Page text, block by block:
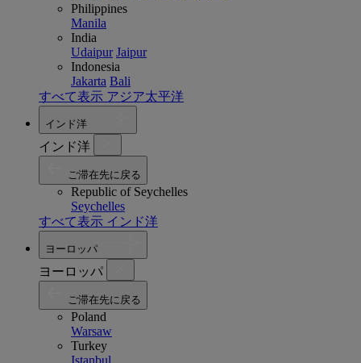
Philippines
Manila
India
Udaipur Jaipur
Indonesia
Jakarta Bali
すべて表示 アジア太平洋
インド洋
インド洋
ご滞在先に戻る
Republic of Seychelles
Seychelles
すべて表示 インド洋
ヨーロッパ
ヨーロッパ
ご滞在先に戻る
Poland
Warsaw
Turkey
Istanbul